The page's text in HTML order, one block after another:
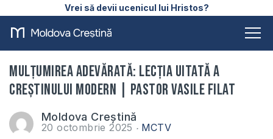
Vrei să devii ucenicul lui Hristos?
Mulțumirea adevărată: lecția uitată a
creștinului modern | Pastor Vasile Filat
Moldova Creștină
20 octombrie 2025 MCTV